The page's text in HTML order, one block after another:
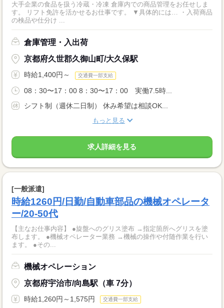
大手企業の食品を扱う冷蔵・冷凍 倉庫内での商品管理をお任せしま
す。 リフト免許を活かせるお仕事です。 ▼具体的には… ・入荷商品
の検品や仕分け ...
倉庫管理・入出荷
京都府久世郡久御山町/大久保駅
時給1,400円～ 交通費一部支給
08：30〜17：00 8：30〜17：00 実働7.5時...
シフト制（週休二日制） 休み希望は相談OK...
もっと見る
求人詳細を見る
[一般派遣]
時給1260円/日勤/自動車部品の機械オペレータ
ー/20-50代
【主なお仕事内容】 ●旋盤へのグリス塗布 →指定箇所へグリスを塗
布します。 ●機械オペレーター業務 →機械の操作や付随作業を行い
ます。 ●その...
機械オペレーション
京都府宇治市/向島駅（車 7分）
時給1,260円～1,575円 交通費一部支給